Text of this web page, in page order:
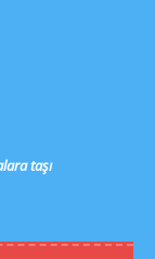
taşı